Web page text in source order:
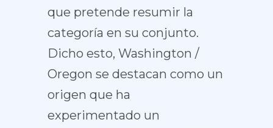
que pretende resumir la
categoría en su conjunto.
Dicho esto, Washington /
Oregon se destacan como un
origen que ha
experimentado un